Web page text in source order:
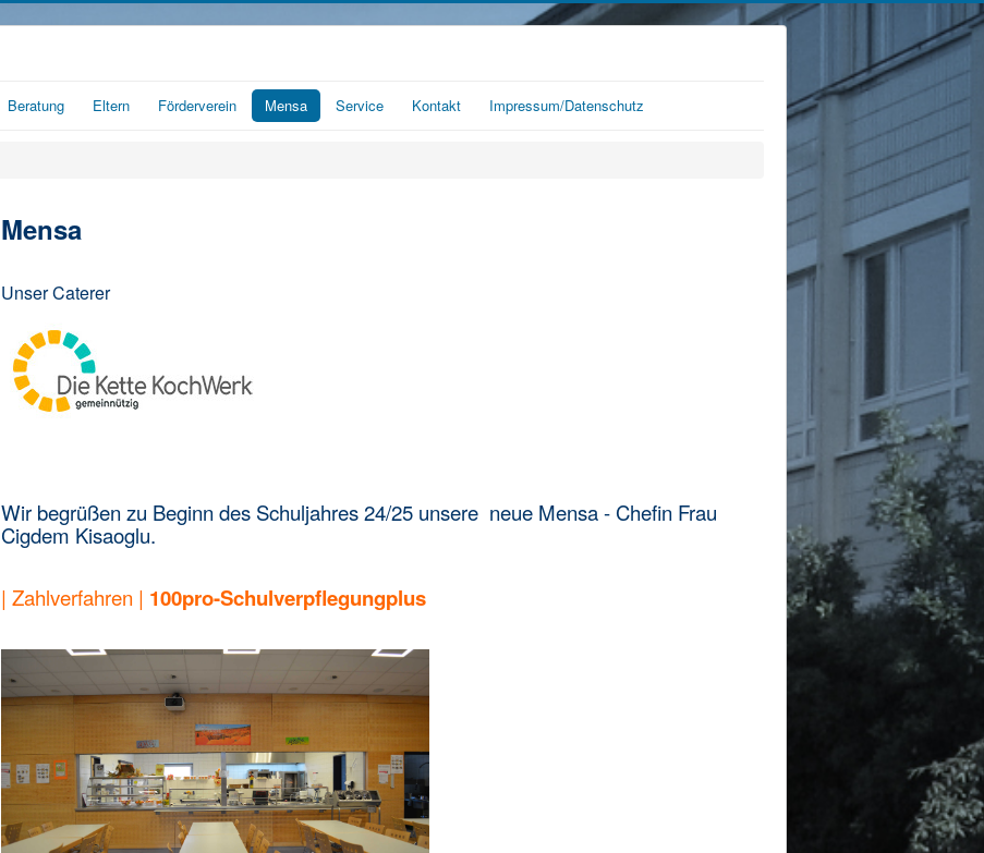
Beratung Eltern Förderverein Mensa Service Kontakt Impressum/Datenschutz
Mensa
Unser Caterer
Wir begrüßen zu Beginn des Schuljahres 24/25 unsere neue Mensa - Chefin Frau
Cigdem Kisaoglu.
| Zahlverfahren | 100pro-Schulverpflegungplus